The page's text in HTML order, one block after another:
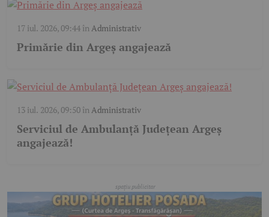
17 iul. 2026, 09:44în Administrativ
Primărie din Argeș angajează
13 iul. 2026, 09:50în Administrativ
Serviciul de Ambulanță Județean Argeș
angajează!